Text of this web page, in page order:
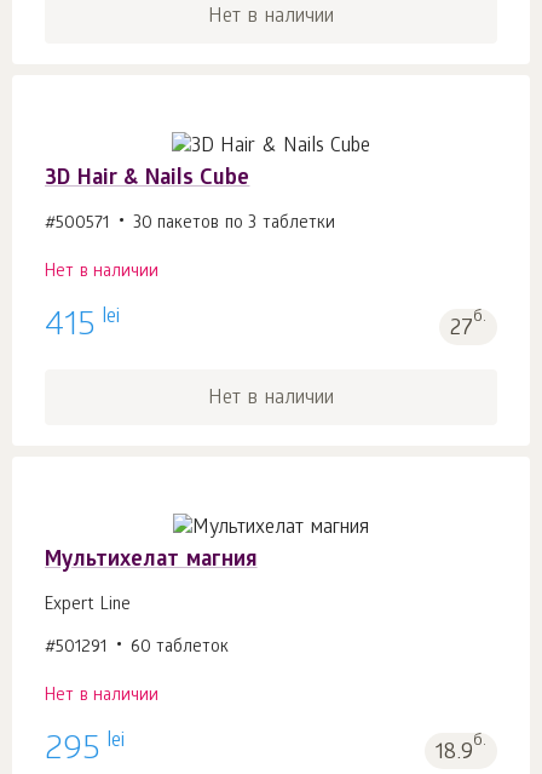
Нет в наличии
3D Hair & Nails Cube
#500571 30 пакетов по 3 таблетки
Нет в наличии
415 lei 27б.
Нет в наличии
Мультихелат магния
Expert Line
#501291 60 таблеток
Нет в наличии
295 lei 18.9б.